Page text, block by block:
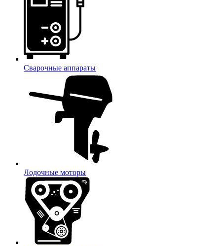
Сварочные аппараты
Лодочные моторы